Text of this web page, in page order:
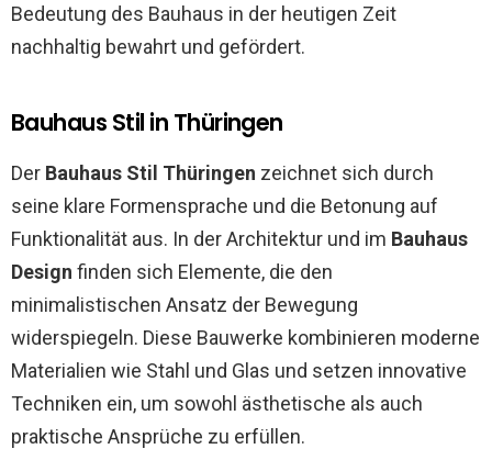
Bedeutung des Bauhaus in der heutigen Zeit
nachhaltig bewahrt und gefördert.
Bauhaus Stil in Thüringen
Der Bauhaus Stil Thüringen zeichnet sich durch
seine klare Formensprache und die Betonung auf
Funktionalität aus. In der Architektur und im Bauhaus
Design finden sich Elemente, die den
minimalistischen Ansatz der Bewegung
widerspiegeln. Diese Bauwerke kombinieren moderne
Materialien wie Stahl und Glas und setzen innovative
Techniken ein, um sowohl ästhetische als auch
praktische Ansprüche zu erfüllen.